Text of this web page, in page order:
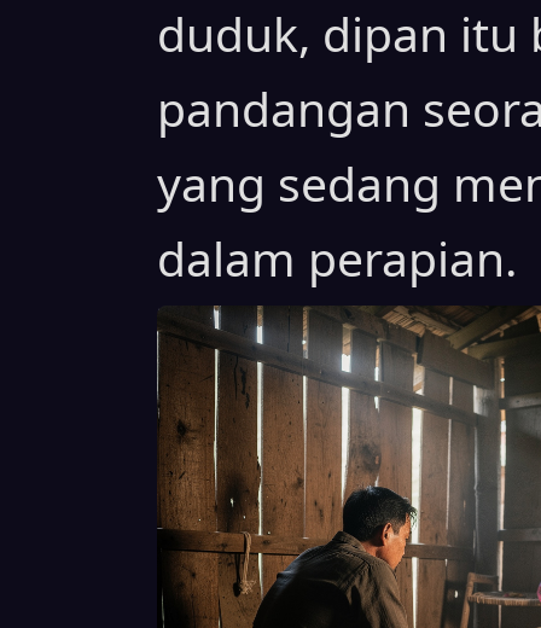
duduk, dipan itu
pandangan
yang sedang
dalam perapian.